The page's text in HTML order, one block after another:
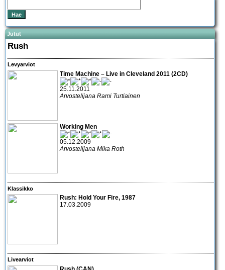
Jutut
Rush
Levyarviot
Time Machine – Live in Cleveland 2011 (2CD)
25.11.2011
Arvostelijana Rami Turtiainen
Working Men
05.12.2009
Arvostelijana Mika Roth
Klassikko
Rush: Hold Your Fire, 1987
17.03.2009
Livearviot